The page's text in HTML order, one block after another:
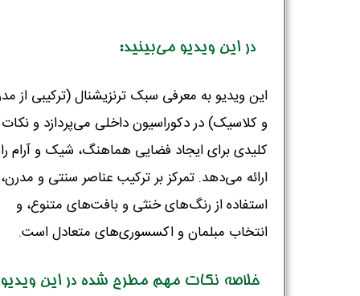
در این ویدیو می‌بینید:
این ویدیو به معرفی سبک ترنزیشنال (ترکیبی از
و کلاسیک) در دکوراسیون داخلی می‌پردازد و نکات
کلیدی برای ایجاد فضایی هماهنگ، شیک و آرام را
ارائه می‌دهد. تمرکز بر ترکیب عناصر سنتی و مدرن،
استفاده از رنگ‌های خنثی و بافت‌های متنوع، و
انتخاب مبلمان و اکسسوری‌های متعادل است.
خلاصه نکات مهم مطرح شده در این ویدیو